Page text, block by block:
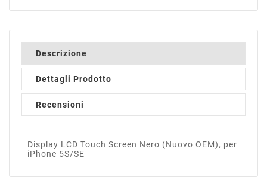
Descrizione
Dettagli Prodotto
Recensioni
Display LCD Touch Screen Nero (Nuovo OEM), per
iPhone 5S/SE